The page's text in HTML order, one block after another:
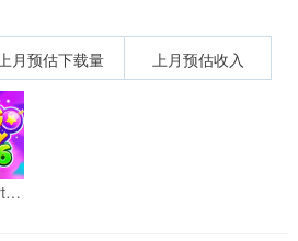
月预估下载量 上月预估收入
Bingo Party！Live Classic Bingo